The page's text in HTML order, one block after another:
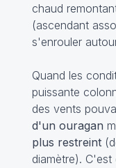
chaud
(ascendant
s'enrouler
Quand les
puissante
des vents
d'un ouragan
plus restreint
diamètre).